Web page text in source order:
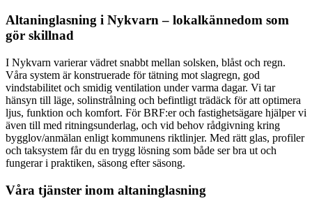
Altaninglasning i Nykvarn – lokalkännedom som
gör skillnad
I Nykvarn varierar vädret snabbt mellan solsken, blåst och regn.
Våra system är konstruerade för tätning mot slagregn, god
vindstabilitet och smidig ventilation under varma dagar. Vi tar
hänsyn till läge, solinstrålning och befintligt trädäck för att optimera
ljus, funktion och komfort. För BRF:er och fastighetsägare hjälper vi
även till med ritningsunderlag, och vid behov rådgivning kring
bygglov/anmälan enligt kommunens riktlinjer. Med rätt glas, profiler
och taksystem får du en trygg lösning som både ser bra ut och
fungerar i praktiken, säsong efter säsong.
Våra tjänster inom altaninglasning